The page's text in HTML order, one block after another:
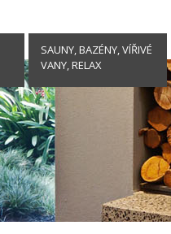
SAUNY, BAZÉNY, VÍŘIVÉ
VANY, RELAX